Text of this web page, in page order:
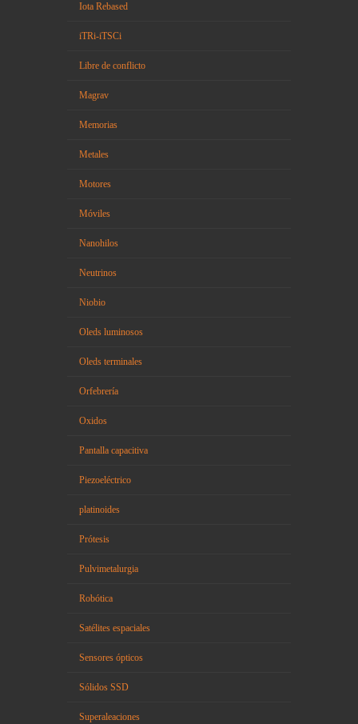
Iota Rebased
iTRi-iTSCi
Libre de conflicto
Magrav
Memorias
Metales
Motores
Móviles
Nanohilos
Neutrinos
Niobio
Oleds luminosos
Oleds terminales
Orfebrería
Oxidos
Pantalla capacitiva
Piezoeléctrico
platinoides
Prótesis
Pulvimetalurgia
Robótica
Satélites espaciales
Sensores ópticos
Sólidos SSD
Superaleaciones